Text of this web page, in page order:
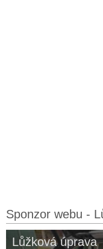
Sponzor webu -
Lůžková úprava